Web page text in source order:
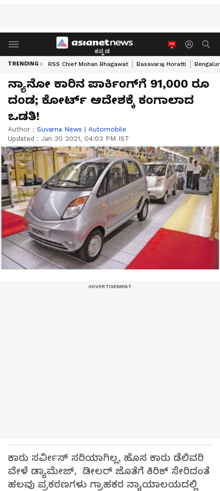
ಕನ್ನಡ
TRENDING : RSS Chief Mohan Bhagawat Basavaraj Horatti
ನ್ಯಾನೋ ಕಾರಿನ ಪಾರ್ಕಿಂಗ್‌ಗೆ 91,000 ರೂ
ದಂಡ; ಕೋರ್ಟ್ ಆದೇಶಕ್ಕೆ ಕಂಗಾಲಾದ
ಒಡತಿ!
Author : Suvarna News | Automobile
Updated : Jan 30 2021, 04:03 PM IST
ಕಾರು ಸರ್ವೀಸ್ ಸರಿಯಾಗಿಲ್ಲ, ಹೊಸ ಕಾರು ಡೆಲಿವರಿ
ವೇಳೆ ಡ್ಯಾಮೇಜ್, ಡೀಲರ್ ಜೊತೆಗೆ ಕಿರಿಕ್ ಸೇರಿದಂತೆ
ಹಲವು ಪ್ರಕರಣಗಳು ಗ್ರಾಹಕರ ನ್ಯಾಯಾಲಯದಲ್ಲಿ